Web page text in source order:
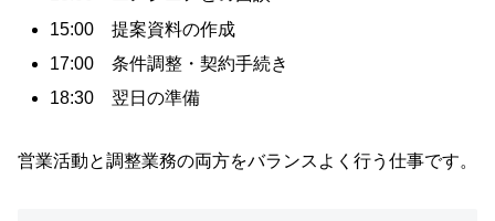
15:00 提案資料の作成
17:00 条件調整・契約手続き
18:30 翌日の準備
営業活動と調整業務の両方をバランスよく行う仕事です。